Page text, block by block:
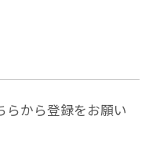
らから登録をお願い